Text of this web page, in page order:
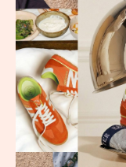
Neyer
presenta
Valentine
Day,
su
primera
campaña
desarrollada